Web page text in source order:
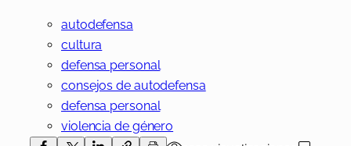
autodefensa
cultura
defensa personal
consejos de autodefensa
defensa personal
violencia de género